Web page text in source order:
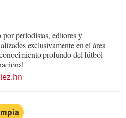
periodistas, editores y
exclusivamente en el área
profundo del fútbol